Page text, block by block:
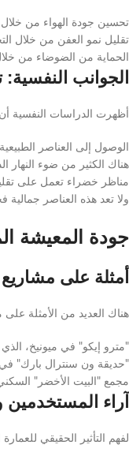
تحسين جودة الهواء من خلال
تقليل نمو العفن من خلال
الحماية من الضوضاء من
الجوانب النفسية:
أظهرت الدراسات النفسية
الوصول إلى العناصر
هناك الكثير من ضوء النهار
مناظر خضراء تعمل على
ولا تعد هذه العناصر
جودة المعيشة
أمثلة على مشاريع
هناك العديد من الأمثلة على
"مترو إيكو" في ميونيخ، الذي
"حديقة ون سنترال بارك" في
مجمع "البيت الأخضر"
آراء
لفهم التأثير الحقيقي